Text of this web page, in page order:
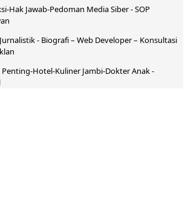
-Hak Jawab-Pedoman Media Siber-SOP
- Biografi– Web Developer– Konsultasi
Penting-Hotel-KulinerJambi-DokterAnak -